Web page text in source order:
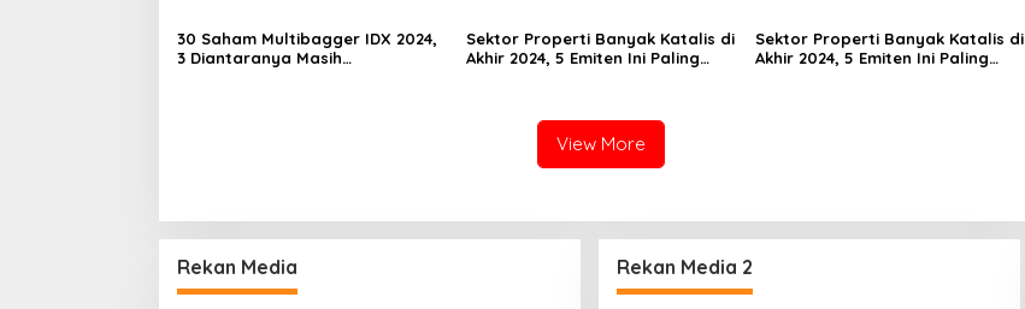
30 Saham Multibagger IDX 2024,
3 Diantaranya Masih
Sektor Properti Banyak Katalis di
Akhir 2024, 5 Emiten Ini Paling
Sektor Properti Banyak Katalis di
Akhir 2024, 5 Emiten Ini Paling
View More
Rekan Media Rekan Media 2